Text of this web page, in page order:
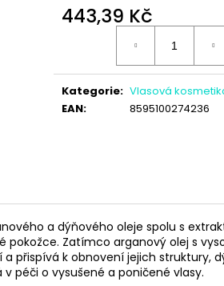
443,39 Kč
Kategorie: Vlasová
EAN: 8595100274236
a dýňového oleje spolu s
pokožce. Zatímco arganový olej s
přispívá k obnovení jejich struktury,
péči o vysušené a poničené vlasy.